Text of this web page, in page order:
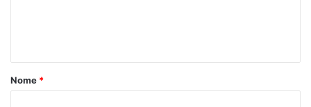
á
r
Nome *